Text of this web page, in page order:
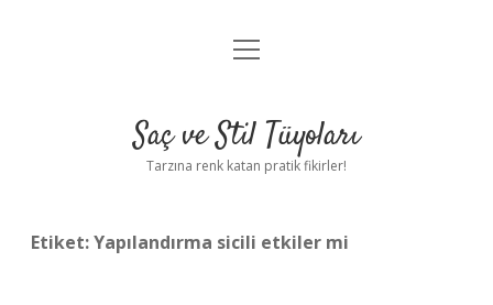
Anasayfa
Yasal Uyarı
menüyü
Saç ve Stil Tüyoları
Tarzına renk katan pratik fikirler!
Etiket:Yapılandırma sicili etkiler mi